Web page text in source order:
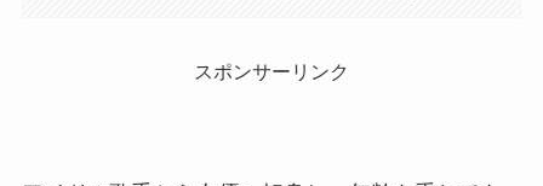
スポンサーリンク